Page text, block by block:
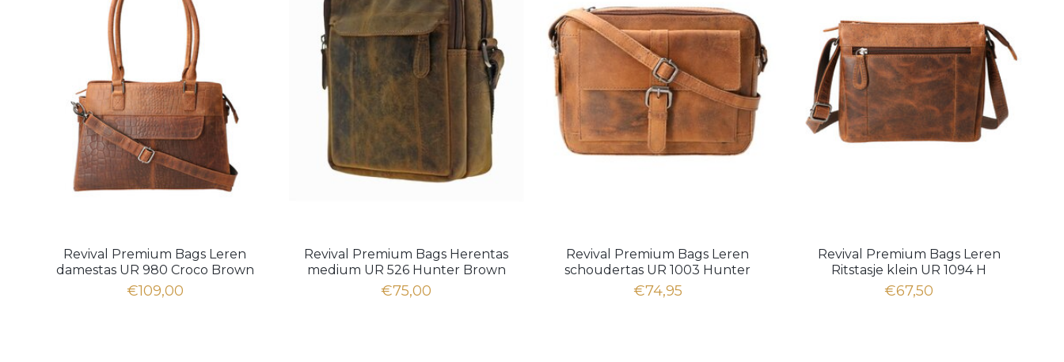
Revival Premium Bags Leren
damestas UR 980 Croco Brown
€109,00
Revival Premium Bags Herentas
medium UR 526 Hunter Brown
€75,00
Revival Premium Bags Leren
schoudertas UR 1003 Hunter
€74,95
Revival Premium Bags Leren
Ritstasje klein UR 1094 H
€67,50